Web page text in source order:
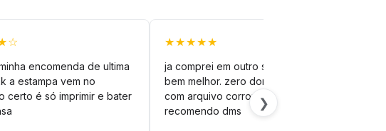
encomenda de ultima
a estampa vem no
certo é só imprimir e bater
★★★★★
ja comprei em outro site mas esse é
bem melhor. zero dor de cabeça
com arquivo corrompido.
recomendo dms
❯